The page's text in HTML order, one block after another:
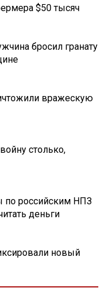
$50 тысяч
бросил гранату
вражескую
столько,
по российским НПЗ
деньги
новый